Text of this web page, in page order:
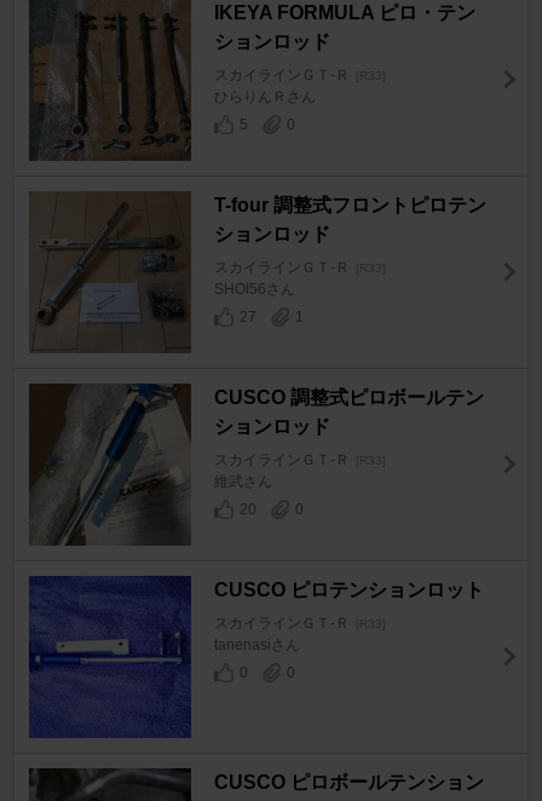
IKEYA FORMULA ピロ・テン
ションロッド
スカイラインＧＴ‐Ｒ [R33]
ひらりんＲさん
5
0
T-four 調整式フロントピロテン
ションロッド
スカイラインＧＴ‐Ｒ [R33]
SHOI56さん
27
1
CUSCO 調整式ピロボールテン
ションロッド
スカイラインＧＴ‐Ｒ [R33]
維武さん
20
0
CUSCO ピロテンションロット
スカイラインＧＴ‐Ｒ [R33]
tanenasiさん
0
0
CUSCO ピロボールテンション